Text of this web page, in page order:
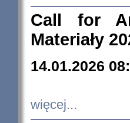
Call for
Materiały
14.01.2026
więcej...